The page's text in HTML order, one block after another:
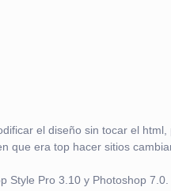
el diseño sin tocar el
que era top hacer sitios
Style Pro 3.10 y Photoshop